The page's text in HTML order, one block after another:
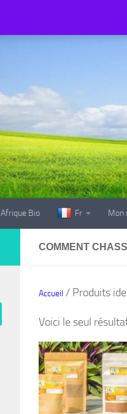
Mon
Afrique Bio Fr Mon
COMMENT
Accueil / Produits
Voici le seul